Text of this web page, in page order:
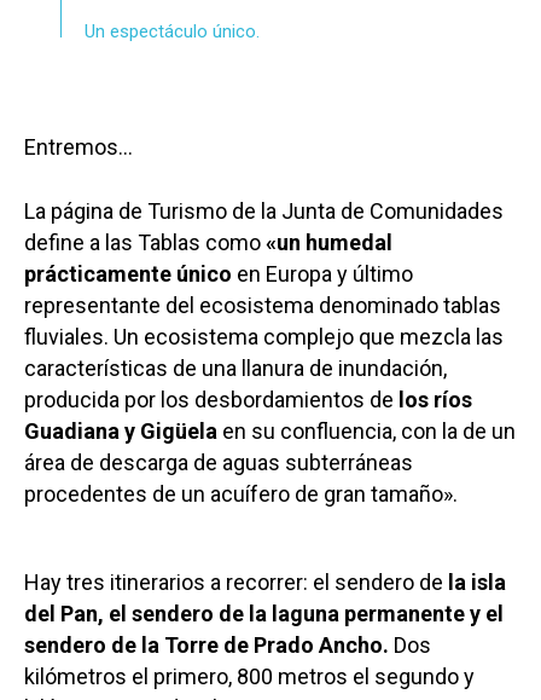
Un espectáculo único.
Entremos…
La página de Turismo de la Junta de Comunidades
define a las Tablas como«un humedal
prácticamente único en Europa y último
representante del ecosistema denominado tablas
fluviales. Un ecosistema complejo que mezcla las
características de una llanura de inundación,
producida por los desbordamientos de los ríos
Guadiana y Gigüela en su confluencia, con la de un
área de descarga de aguas subterráneas
procedentes de un acuífero de gran tamaño».
Hay tres itinerarios a recorrer: el sendero de la isla
del Pan, el sendero de la laguna permanente y el
sendero de la Torre de Prado Ancho. Dos
kilómetros el primero, 800 metros el segundo y